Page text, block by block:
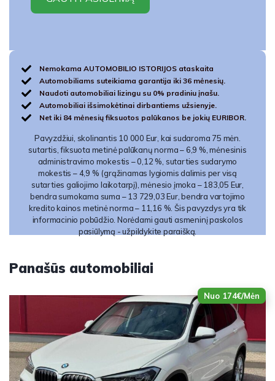
Nemokama AUTOMOBILIO ISTORIJOS ataskaita
Automobiliams suteikiama garantija iki 36 mėnesių.
Naudoti automobiliai lizingu su 0% pradiniu įnašu.
Automobiliai išsimokėtinai dirbantiems užsienyje.
Net iki 84 mėnesių fiksuotos palūkanos be jokių EURIBOR.
Pavyzdžiui, skolinantis 10 000 Eur, kai sudaroma 75 mėn.
sutartis, fiksuota metinė palūkanų norma – 6,9 %, mėnesinis
administravimo mokestis – 0,12 %, sutarties sudarymo
mokestis – 4,9 % (grąžinamas lygiomis dalimis per visą
sutarties galiojimo laikotarpį), mėnesio įmoka – 183,05 Eur,
bendra sumokama suma – 13 729,03 Eur, bendra vartojimo
kredito kainos metinė norma – 11,16 %. Šis pavyzdys yra tik
informacinio pobūdžio. Norėdami gauti asmeninį paskolos
pasiūlymą - užpildykite paraišką.
Panašūs automobiliai
Nuo 174€/Mėn